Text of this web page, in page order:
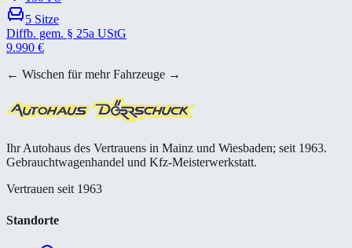
5 Sitze
Diffb. gem. § 25a UStG
9.990 €
← Wischen für mehr Fahrzeuge →
Ihr Autohaus des Vertrauens in Mainz und Wiesbaden; seit 1963.
Gebrauchtwagenhandel und Kfz-Meisterwerkstatt.
Vertrauen seit 1963
Standorte